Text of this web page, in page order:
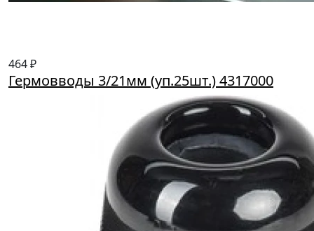
464 ₽
Гермовводы 3/21мм (уп.25шт.) 4317000